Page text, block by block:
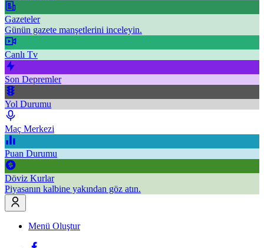
Gazeteler
Günün gazete manşetlerini inceleyin.
Canlı Tv
Son Depremler
Yol Durumu
Maç Merkezi
Puan Durumu
Döviz Kurlar
Piyasanın kalbine yakından göz atın.
Menü Oluştur